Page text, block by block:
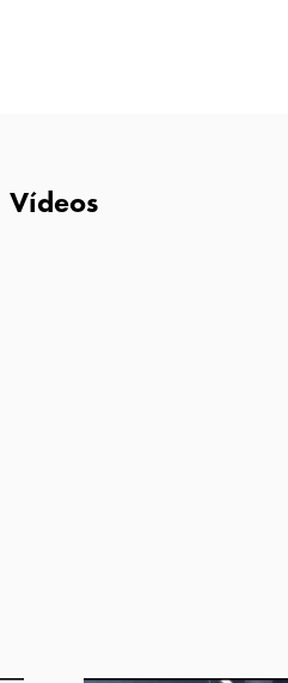
Vídeos